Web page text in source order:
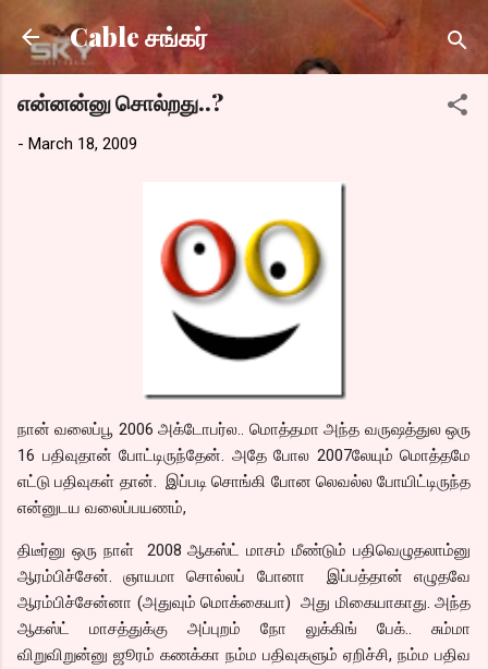
Skip to main content
Cable சங்கர்
என்னன்னு சொல்றது..?
- March 18, 2009
நான் வலைப்பூ 2006 அக்டோபர்ல.. மொத்தமா அந்த வருஷத்துல ஒரு
16 பதிவுதான் போட்டிருந்தேன். அதே போல 2007லேயும் மொத்தமே
எட்டு பதிவுகள் தான். இப்படி சொங்கி போன லெவல்ல போயிட்டிருந்த
என்னுடய வலைப்பயணம்,
திடீர்னு ஒரு நாள் 2008 ஆகஸ்ட் மாசம் மீண்டும் பதிவெழுதலாம்னு
ஆரம்பிச்சேன். ஞாயமா சொல்லப் போனா இப்பத்தான் எழுதவே
ஆரம்பிச்சேன்னா (அதுவும் மொக்கையா) அது மிகையாகாது. அந்த
ஆகஸ்ட் மாசத்துக்கு அப்புறம் நோ லுக்கிங் பேக்.. சும்மா
விறுவிறுன்னு ஜூரம் கணக்கா நம்ம பதிவுகளும் ஏறிச்சி, நம்ம பதிவ